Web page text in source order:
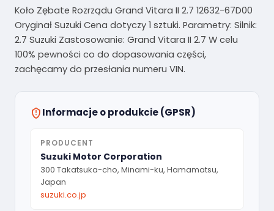
Koło Zębate Rozrządu Grand Vitara II 2.7 12632-67D00
Oryginał Suzuki Cena dotyczy 1 sztuki. Parametry: Silnik:
2.7 Suzuki Zastosowanie: Grand Vitara II 2.7 W celu
100% pewności co do dopasowania części,
zachęcamy do przesłania numeru VIN.
Informacje o produkcie (GPSR)
PRODUCENT
Suzuki Motor Corporation
300 Takatsuka-cho, Minami-ku, Hamamatsu,
Japan
suzuki.co.jp